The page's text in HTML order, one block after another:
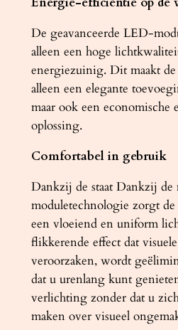
De geavanceerde LED-
alleen een hoge
energiezuinig. Dit maakt
alleen een elegante
maar ook een economische
oplossing.
Comfortabel in gebruik
Dankzij de staat Dankzij
moduletechnologie zorgt
een vloeiend en uniform
flikkerende effect dat
veroorzaken, wordt
dat u urenlang kunt
verlichting zonder dat u
maken over visueel